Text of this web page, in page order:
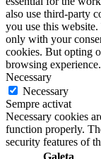
also use third-party
you use this
only with your
cookies. But opting
browsing experience.
Necessary
Necessary
Sempre activat
Necessary cookies
function properly.
security features of